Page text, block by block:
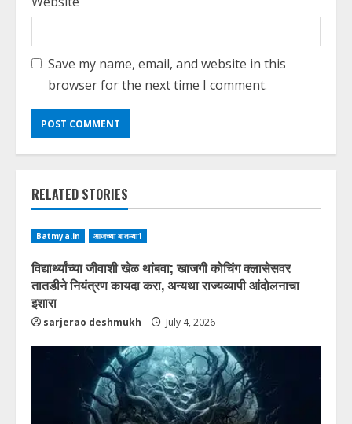
Save my name, email, and website in this
browser for the next time I comment.
RELATED STORIES
Batmya.in आजच्या बातम्या1
विद्यार्थ्यांच्या जीवाशी खेळ थांबवा; खाजगी कोचिंग क्लासेसवर
तातडीने नियंत्रण कायदा करा, अन्यथा राज्यव्यापी आंदोलनाचा
इशारा
sarjerao deshmukh July 4, 2026